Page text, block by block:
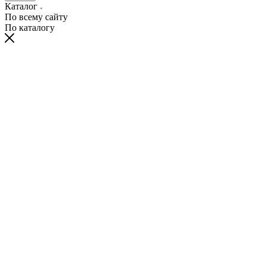
Каталог
По всему сайту
По каталогу